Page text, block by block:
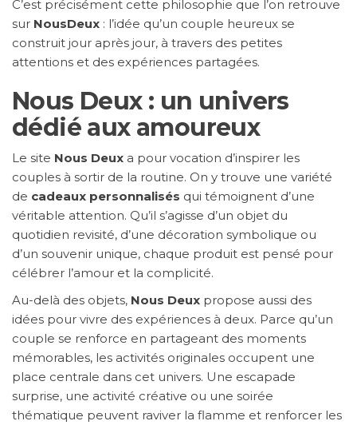
C’est précisément cette philosophie que l’on retrouve
sur NousDeux : l’idée qu’un couple heureux se
construit jour après jour, à travers des petites
attentions et des expériences partagées.
Nous Deux : un univers
dédié aux amoureux
Le site Nous Deux a pour vocation d’inspirer les
couples à sortir de la routine. On y trouve une variété
de cadeaux personnalisés qui témoignent d’une
véritable attention. Qu’il s’agisse d’un objet du
quotidien revisité, d’une décoration symbolique ou
d’un souvenir unique, chaque produit est pensé pour
célébrer l’amour et la complicité.
Au-delà des objets, Nous Deux propose aussi des
idées pour vivre des expériences à deux. Parce qu’un
couple se renforce en partageant des moments
mémorables, les activités originales occupent une
place centrale dans cet univers. Une escapade
surprise, une activité créative ou une soirée
thématique peuvent raviver la flamme et renforcer les